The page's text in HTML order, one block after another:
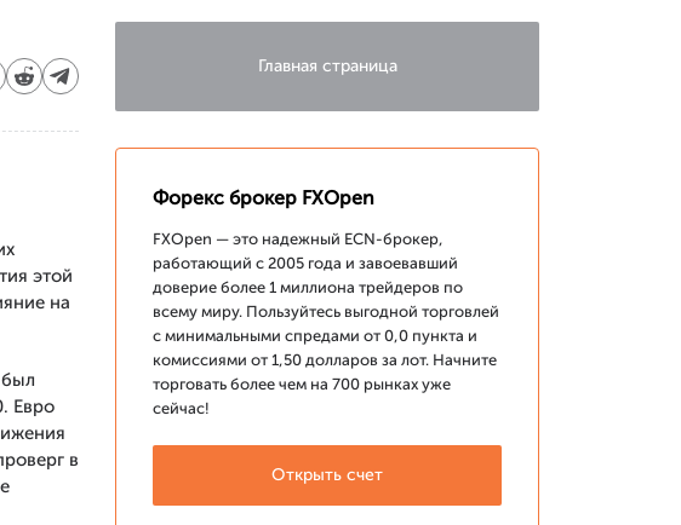
этой
на
Евро
в
Главная страница
Форекс брокер FXOpen
FXOpen — это надежный ECN-брокер,
работающий с 2005 года и завоевавший
доверие более 1 миллиона трейдеров по
всему миру. Пользуйтесь выгодной торговлей
с минимальными спредами от 0,0 пункта и
комиссиями от 1,50 долларов за лот. Начните
торговать более чем на 700 рынках уже
сейчас!
Открыть счет